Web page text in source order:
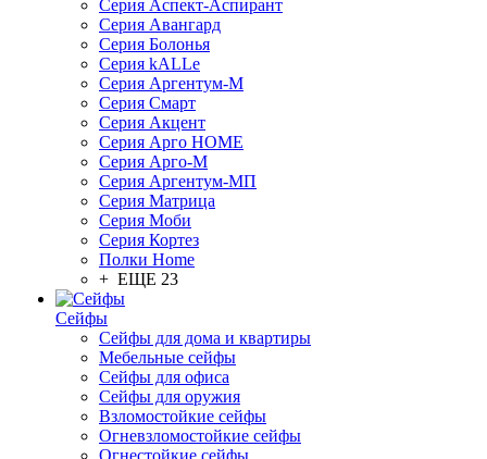
Серия Аспект-Аспирант
Серия Авангард
Серия Болонья
Серия kALLe
Серия Аргентум-М
Серия Смарт
Серия Акцент
Серия Арго HOME
Серия Арго-М
Серия Аргентум-МП
Серия Матрица
Серия Моби
Серия Кортез
Полки Home
+ ЕЩЕ 23
Сейфы
Сейфы для дома и квартиры
Мебельные сейфы
Сейфы для офиса
Сейфы для оружия
Взломостойкие сейфы
Огневзломостойкие сейфы
Огнестойкие сейфы